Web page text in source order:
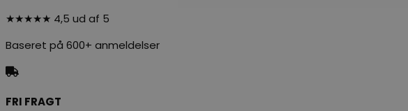
★★★★★ 4,5 ud af 5
Baseret på 600+ anmeldelser
FRI FRAGT